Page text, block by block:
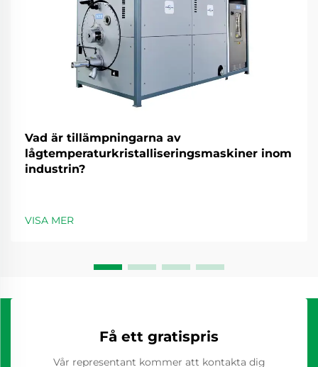
Vad är tillämpningarna av
lågtemperaturkristalliseringsmaskiner inom
industrin?
VISA MER
Få ett gratispris
Vår representant kommer att kontakta dig